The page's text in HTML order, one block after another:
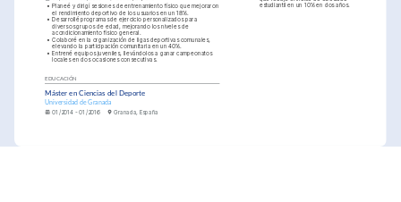
• Planeé y dirigí sesiones de entrenamiento físico que mejoraron
el rendimiento deportivo de los usuarios en un 18%.
• Desarrollé programas de ejercicio personalizados para
diversos grupos de edad, mejorando los niveles de
acondicionamiento físico general.
• Colaboré en la organización de ligas deportivas comunales,
elevando la participación comunitaria en un 40%.
• Entrené equipos juveniles, llevándolos a ganar campeonatos
locales en dos ocasiones consecutivas.
EDUCACIÓN
Máster en Ciencias del Deporte
Universidad de Granada
01/2014 - 01/2016 Granada, España
estudiantil en un 10% en dos años.